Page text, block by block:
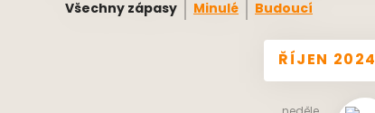
Všechny zápasy Minulé Budoucí
ŘÍJEN 2024